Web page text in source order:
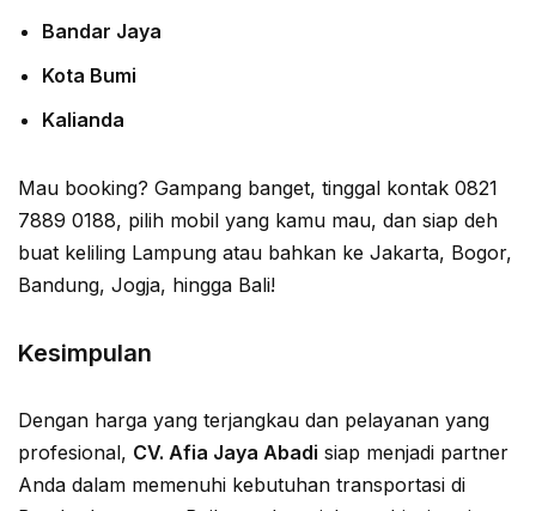
Bandar Jaya
Kota Bumi
Kalianda
Mau booking? Gampang banget, tinggal kontak 0821
7889 0188, pilih mobil yang kamu mau, dan siap deh
buat keliling Lampung atau bahkan ke Jakarta, Bogor,
Bandung, Jogja, hingga Bali!
Kesimpulan
Dengan harga yang terjangkau dan pelayanan yang
profesional, CV. Afia Jaya Abadi siap menjadi partner
Anda dalam memenuhi kebutuhan transportasi di